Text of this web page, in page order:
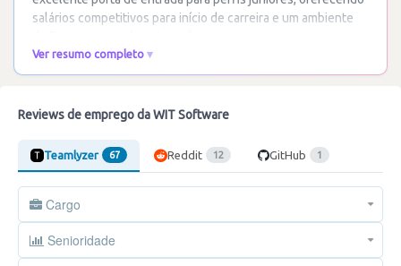
salários competitivos para início de carreira e um ambiente
Ver resumo completo
Reviews de emprego da WIT Software
Teamlyzer 67 Reddit 12 GitHub 1
Cargo
Senioridade